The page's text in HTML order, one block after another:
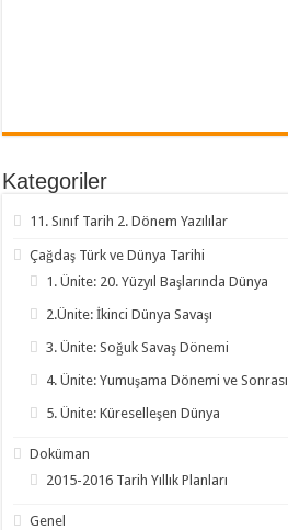
Kategoriler
11. Sınıf Tarih 2. Dönem Yazılılar
Çağdaş Türk ve Dünya Tarihi
1. Ünite: 20. Yüzyıl Başlarında Dünya
2.Ünite: İkinci Dünya Savaşı
3. Ünite: Soğuk Savaş Dönemi
4. Ünite: Yumuşama Dönemi ve Sonrası
5. Ünite: Küreselleşen Dünya
Doküman
2015-2016 Tarih Yıllık Planları
Genel